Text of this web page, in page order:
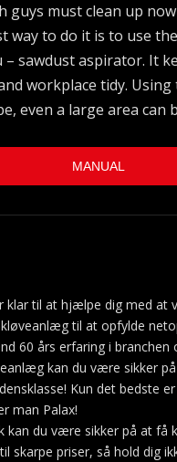
guys must clean up
way to do it is to use
– sawdust aspirator. It
workplace tidy.
even a large area can
MANUAL
klar til at hjælpe dig med at
til at opfylde
60 års erfaring i branchen
kan du være sikker
Kun det bedste
man Palax!
kan du være sikker på at få
skarpe priser, så hold dig